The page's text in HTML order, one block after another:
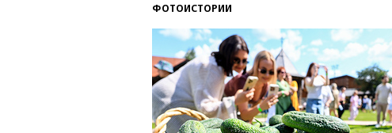
ФОТОИСТОРИИ